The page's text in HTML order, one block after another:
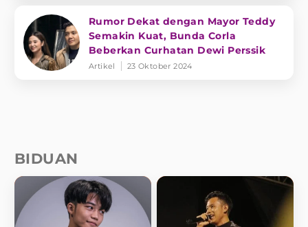
Rumor Dekat dengan Mayor Teddy
Semakin Kuat, Bunda Corla
Beberkan Curhatan Dewi Perssik
Artikel 23 Oktober 2024
BIDUAN